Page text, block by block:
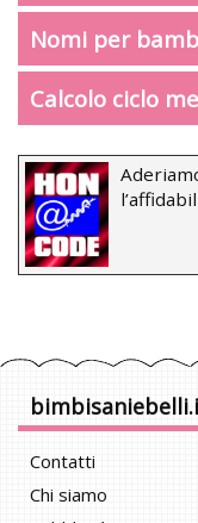
Nomi per
Calcolo ciclo
Contatti
Chi siamo